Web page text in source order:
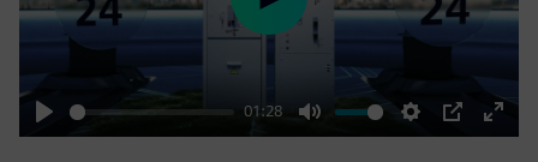
Play
01:28
Mute Settings
PIP
Enter
Play